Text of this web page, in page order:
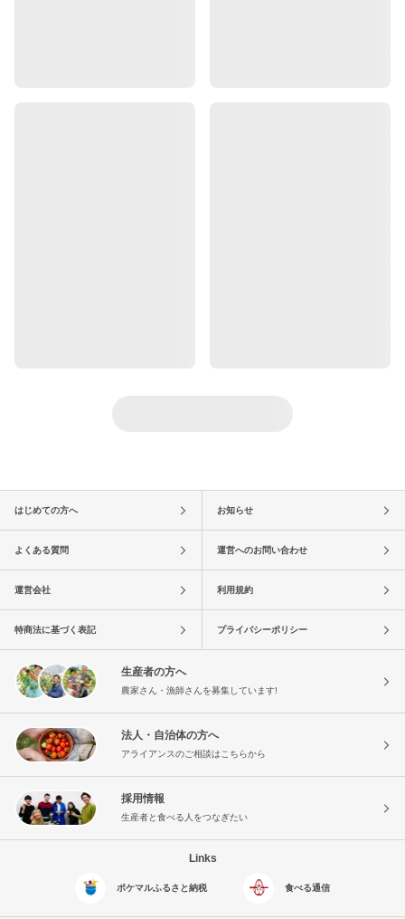
はじめての方へ お知らせ
よくある質問 運営へのお問い合わせ
運営会社 利用規約
特商法に基づく表記 プライバシーポリシー
生産者の方へ
農家さん・漁師さんを募集しています!
法人・自治体の方へ
アライアンスのご相談はこちらから
採用情報
生産者と食べる人をつなぎたい
Links
ポケマルふるさと納税 食べる通信